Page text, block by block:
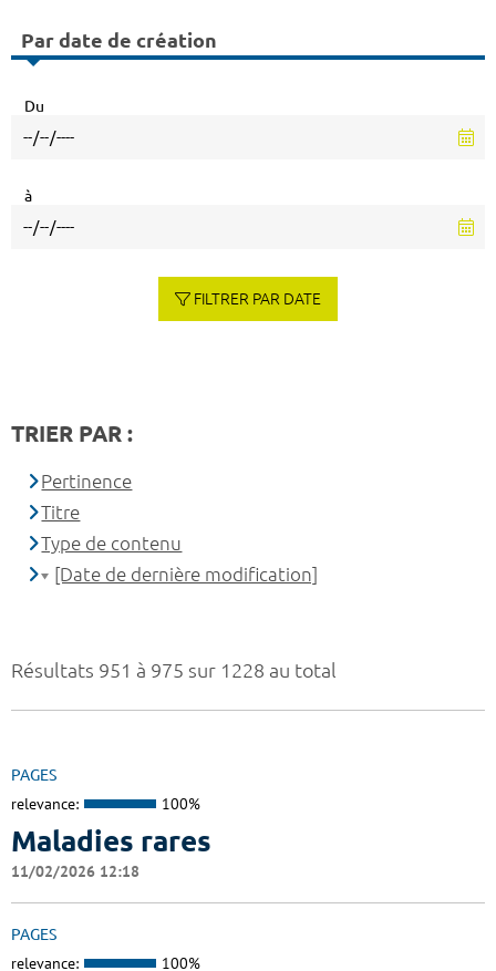
Résultats 951 à 975 sur 1228 au total
PAGES
relevance: 100%
Maladies rares
11/02/2026 12:18
PAGES
relevance: 100%
Par date de création
Du
à
FILTRER PAR DATE
TRIER PAR :
Pertinence
Titre
Type de contenu
[Date de dernière modification]